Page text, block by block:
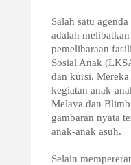
Salah satu
adalah
pemeliharaan
Sosial Anak
dan kursi.
kegiatan anak-
Melaya dan
gambaran nyata
anak-anak asuh.
Selain